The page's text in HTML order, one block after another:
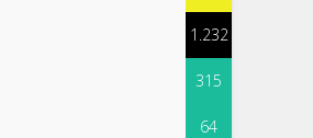
1.232
315
64